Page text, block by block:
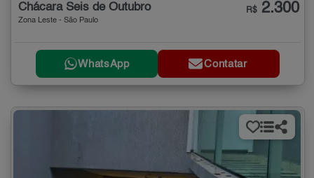
Chácara Seis de Outubro
Zona Leste - São Paulo
R$ 2.300
WhatsApp Contatar